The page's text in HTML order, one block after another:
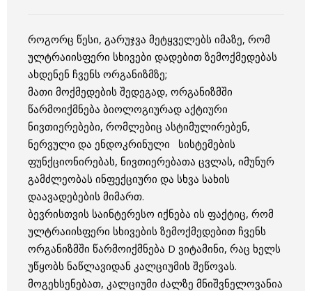
როგორც წესი, გარუჯვა მეტყველებს იმაზე, რომ
ულტრაიისფერი სხივები დადებით ზემოქმედებას
ახდენენ ჩვენს ორგანიზმზე;
მათი მოქმედების შედეგად, ორგანიზმში
წარმოიქმნება ბიოლოგიურად აქტიური
ნივთიერებები, რომლებიც ასტიმულირებენ,
ნერვული და ენდოკრინული სისტემების
ფუნქციონირებას, ნივთიერებათა ცვლას, იმუნურ
გამძლეობას ინფექციური და სხვა სახის
დაავადებების მიმართ.
ბევრისთვის საინტერესო იქნება ის ფაქტიც, რომ
ულტრაიისფერი სხივების ზემოქმედებით ჩვენს
ორგანიზმში წარმოიქმნება D ვიტამინი, რაც ხელს
უწყობს ნაწლავიდან კალციუმის შეწოვას.
მოგეხსენებათ, კალციუმი ძალზე მნიშვნელოვანია